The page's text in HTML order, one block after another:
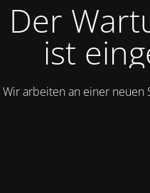
Der
ist
Wir arbeiten an einer neuen